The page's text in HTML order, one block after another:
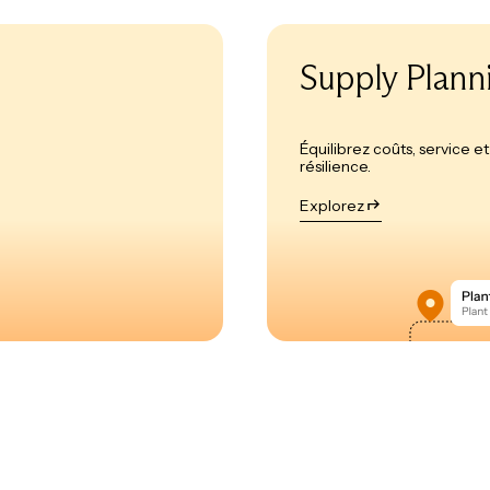
Supply
Équilibrez coûts, service et
résilience.
Explorez